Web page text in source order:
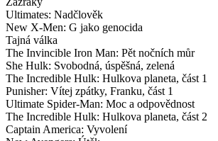
Ultimates: Nadčlověk
New X-Men: G jako genocida
Tajná válka
The Invincible Iron Man: Pět nočních můr
She Hulk: Svobodná, úspěšná, zelená
The Incredible Hulk: Hulkova planeta, část 1
Punisher: Vítej zpátky, Franku, část 1
Ultimate Spider-Man: Moc a odpovědnost
The Incredible Hulk: Hulkova planeta, část 2
Captain America: Vyvolení